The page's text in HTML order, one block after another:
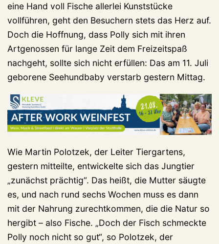
eine Hand voll Fische allerlei Kunststücke
vollführen, geht den Besuchern stets das Herz auf.
Doch die Hoffnung, dass Polly sich mit ihren
Artgenossen für lange Zeit dem Freizeitspaß
nachgeht, sollte sich nicht erfüllen: Das am 11. Juli
geborene Seehundbaby verstarb gestern Mittag.
Wie Martin Polotzek, der Leiter Tiergartens,
gestern mitteilte, entwickelte sich das Jungtier
„zunächst prächtig“. Das heißt, die Mutter säugte
es, und nach rund sechs Wochen muss es dann
mit der Nahrung zurechtkommen, die die Natur so
hergibt – also Fische. „Doch der Fisch schmeckte
Polly noch nicht so gut“, so Polotzek, der